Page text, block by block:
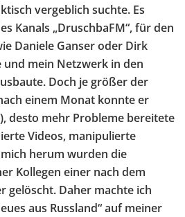
vergeblich suchte. Es
Kanals „DruschbaFM“, für den
Daniele Ganser oder Dirk
mein Netzwerk in den
Doch je größer der
einem Monat konnte er
desto mehr Probleme bereitete
Videos, manipulierte
herum wurden die
Kollegen einer nach dem
gelöscht. Daher machte ich
aus Russland“ auf meiner